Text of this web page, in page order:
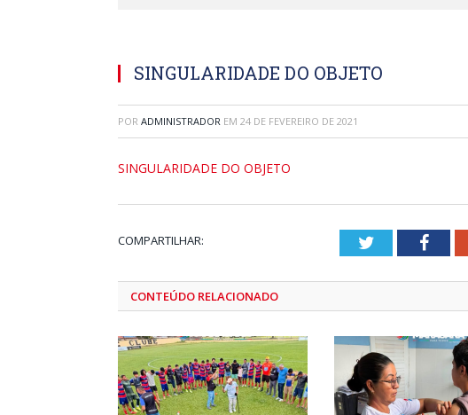
SINGULARIDADE DO OBJETO
POR ADMINISTRADOR EM 24 DE FEVEREIRO DE 2021
SINGULARIDADE DO OBJETO
COMPARTILHAR: Twitter
CONTEÚDO RELACIONADO